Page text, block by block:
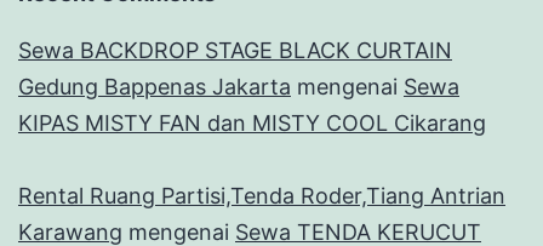
Sewa BACKDROP STAGE BLACK CURTAIN
Gedung Bappenas Jakarta mengenai Sewa
KIPAS MISTY FAN dan MISTY COOL Cikarang
Rental Ruang Partisi,Tenda Roder,Tiang Antrian
Karawang mengenai Sewa TENDA KERUCUT